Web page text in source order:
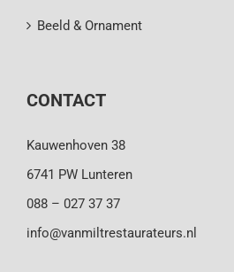
Beeld & Ornament
CONTACT
Kauwenhoven 38
6741 PW Lunteren
088 – 027 37 37
info@vanmiltrestaurateurs.nl